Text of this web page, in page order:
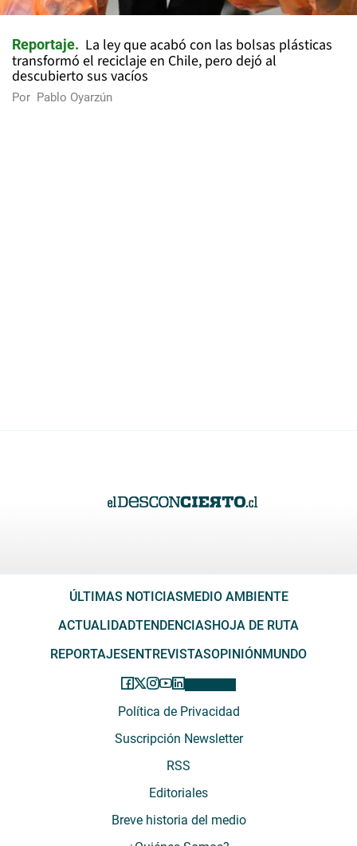
Reportaje
La ley que acabó con las bolsas plásticas
transformó el reciclaje en Chile, pero dejó al
descubierto sus vacíos
Por Pablo Oyarzún
ÚLTIMAS NOTICIASMEDIO AMBIENTE
ACTUALIDADTENDENCIASHOJA DE RUTA
REPORTAJESENTREVISTASOPINIÓNMUNDO
Política de Privacidad
Suscripción Newsletter
RSS
Editoriales
Breve historia del medio